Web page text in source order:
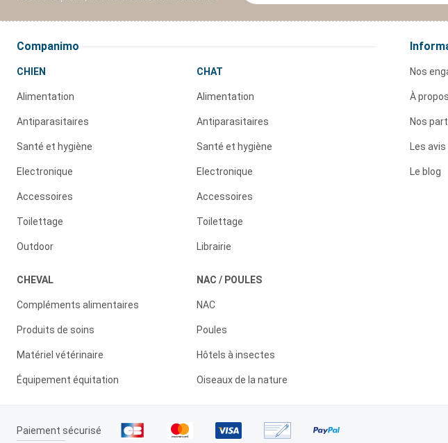
Companimo
CHIEN
Alimentation
Antiparasitaires
Santé et hygiène
Electronique
Accessoires
Toilettage
Outdoor
CHEVAL
Compléments alimentaires
Produits de soins
Matériel vétérinaire
Équipement équitation
CHAT
Alimentation
Antiparasitaires
Santé et hygiène
Electronique
Accessoires
Toilettage
Librairie
NAC / POULES
NAC
Poules
Hôtels à insectes
Oiseaux de la nature
Nos
À
Nos
Les
Le blog
Paiement sécurisé